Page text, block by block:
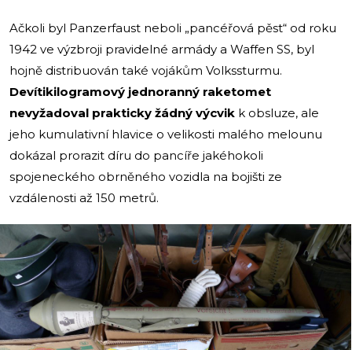
Ačkoli byl Panzerfaust neboli „pancéřová pěst“ od roku
1942 ve výzbroji pravidelné armády a Waffen SS, byl
hojně distribuován také vojákům Volkssturmu.
Devítikilogramový jednoranný raketomet
nevyžadoval prakticky žádný výcvik k obsluze, ale
jeho kumulativní hlavice o velikosti malého melounu
dokázal prorazit díru do pancíře jakéhokoli
spojeneckého obrněného vozidla na bojišti ze
vzdálenosti až 150 metrů.